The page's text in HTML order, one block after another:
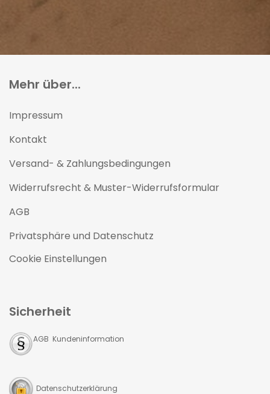
Mehr über...
Impressum
Kontakt
Versand- & Zahlungsbedingungen
Widerrufsrecht & Muster-Widerrufsformular
AGB
Privatsphäre und Datenschutz
Cookie Einstellungen
Sicherheit
AGB Kundeninformation
Datenschutzerklärung